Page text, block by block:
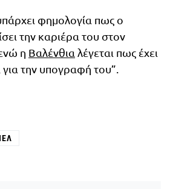
φημολογία πως ο
την καριέρα του στον
ενώ η Βαλένθια λέγεται πως έχει
την υπογραφή του”.